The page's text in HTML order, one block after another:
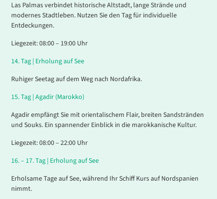
Las Palmas verbindet historische Altstadt, lange Strände und
modernes Stadtleben. Nutzen Sie den Tag für individuelle
Entdeckungen.
Liegezeit: 08:00 – 19:00 Uhr
14.Tag | Erholung auf See
Ruhiger Seetag auf dem Weg nach Nordafrika.
15.Tag | Agadir (Marokko)
Agadir empfängt Sie mit orientalischem Flair, breiten Sandstränden
und Souks. Ein spannender Einblick in die marokkanische Kultur.
Liegezeit: 08:00 – 22:00 Uhr
16. – 17.Tag | Erholung auf See
Erholsame Tage auf See, während Ihr Schiff Kurs auf Nordspanien
nimmt.